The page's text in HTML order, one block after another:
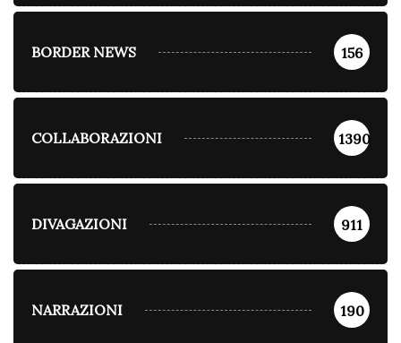
BORDER NEWS 156
COLLABORAZIONI 1390
DIVAGAZIONI 911
NARRAZIONI 190